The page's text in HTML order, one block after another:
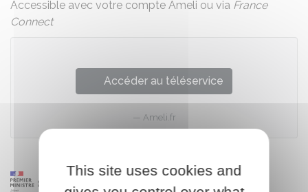
Accessible avec votre compte Ameli ou via France
Connect
Accéder au téléservice
Ameli.fr
This site uses cookies and